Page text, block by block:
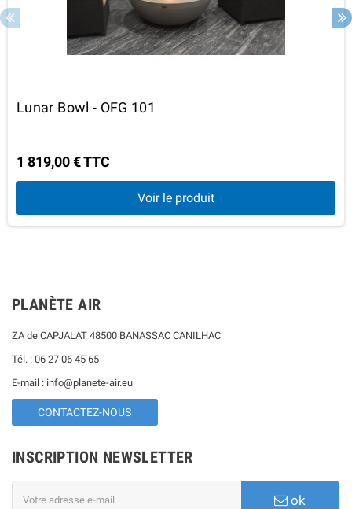
Lunar Bowl - OFG 101
1 819,00 € TTC
Voir le produit
PLANÈTE AIR
ZA de CAPJALAT 48500 BANASSAC CANILHAC
Tél. : 06 27 06 45 65
E-mail : info@planete-air.eu
CONTACTEZ-NOUS
INSCRIPTION NEWSLETTER
ok